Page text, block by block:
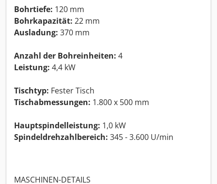
Bohrtiefe: 120 mm
Bohrkapazität: 22 mm
Ausladung: 370 mm
Anzahl der Bohreinheiten: 4
Leistung: 4,4 kW
Tischtyp: Fester Tisch
Tischabmessungen: 1.800 x 500 mm
Hauptspindelleistung: 1,0 kW
Spindeldrehzahlbereich: 345 - 3.600 U/min
MASCHINEN-DETAILS